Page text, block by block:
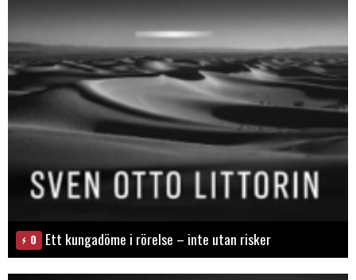
0 Ett kungadöme i rörelse – inte utan risker